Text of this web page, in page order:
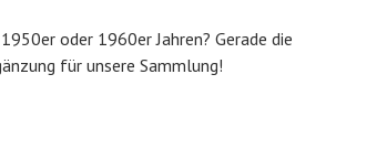
oder 1960er Jahren? Gerade die
für unsere Sammlung!